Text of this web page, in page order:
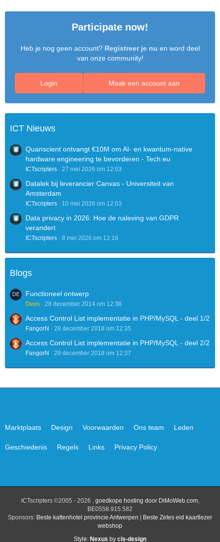
Participate now!
Heb je nog geen account? Registreer je nu en word deel
van onze community!
Maak een account aan
Login
ICT Nieuws
Quanscient ontvangt €10M om AI- en kwantum-native
hardware engineering te bevorderen - Tech.eu
ICTscripters 27 mei 2026 om 12:03
Datalek bij leverancier Canvas - Universiteit van
Amsterdam
ICTscripters 10 mei 2026 om 12:03
Data privacy in 2026: Hoe de naleving van GDPR
verandert
ICTscripters 8 mei 2026 om 12:16
Blogs
Functioneel ontwerp
Dees 28 december 2014 om 12:38
Access Control List implementatie in PHP/MySQL - deel 1/2
FangorN 28 december 2018 om 12:35
Access Control List implementatie in PHP/MySQL - deel 2/2
FangorN 29 december 2018 om 12:37
Marktplaats Design Voorwaarden Ons team Leden
Geschiedenis Regels Links Privacy Policy
ICTscripters ©2005 - 2026 , goedkope hosting door DiMoWeb.com,
BE0558.915.582
Sponsors: Beste kattenhotel provincie Antwerpen
Beste Zetes eid kaartlezer
webshop
Style: Nexus by cls-design